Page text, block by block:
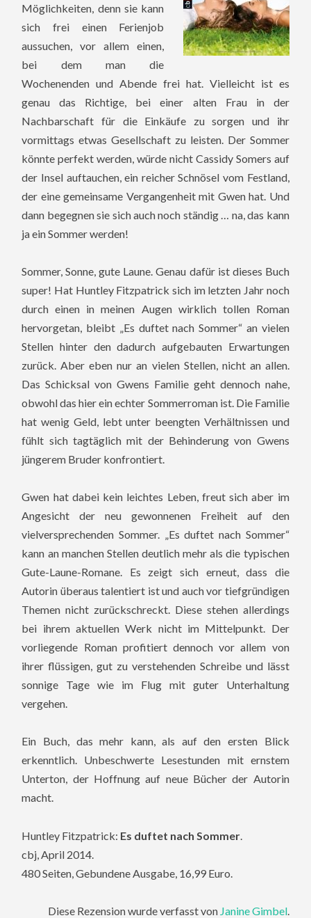
Möglichkeiten, denn sie kann
sich frei einen Ferienjob
aussuchen, vor allem einen,
bei dem man die
Wochenenden und Abende frei hat. Vielleicht ist es
genau das Richtige, bei einer alten Frau in der
Nachbarschaft für die Einkäufe zu sorgen und ihr
vormittags etwas Gesellschaft zu leisten. Der Sommer
könnte perfekt werden, würde nicht Cassidy Somers auf
der Insel auftauchen, ein reicher Schnösel vom Festland,
der eine gemeinsame Vergangenheit mit Gwen hat. Und
dann begegnen sie sich auch noch ständig … na, das kann
ja ein Sommer werden!
Sommer, Sonne, gute Laune. Genau dafür ist dieses Buch
super! Hat Huntley Fitzpatrick sich im letzten Jahr noch
durch einen in meinen Augen wirklich tollen Roman
hervorgetan, bleibt „Es duftet nach Sommer“ an vielen
Stellen hinter den dadurch aufgebauten Erwartungen
zurück. Aber eben nur an vielen Stellen, nicht an allen.
Das Schicksal von Gwens Familie geht dennoch nahe,
obwohl das hier ein echter Sommerroman ist. Die Familie
hat wenig Geld, lebt unter beengten Verhältnissen und
fühlt sich tagtäglich mit der Behinderung von Gwens
jüngerem Bruder konfrontiert.
Gwen hat dabei kein leichtes Leben, freut sich aber im
Angesicht der neu gewonnenen Freiheit auf den
vielversprechenden Sommer. „Es duftet nach Sommer“
kann an manchen Stellen deutlich mehr als die typischen
Gute-Laune-Romane. Es zeigt sich erneut, dass die
Autorin überaus talentiert ist und auch vor tiefgründigen
Themen nicht zurückschreckt. Diese stehen allerdings
bei ihrem aktuellen Werk nicht im Mittelpunkt. Der
vorliegende Roman profitiert dennoch vor allem von
ihrer flüssigen, gut zu verstehenden Schreibe und lässt
sonnige Tage wie im Flug mit guter Unterhaltung
vergehen.
Ein Buch, das mehr kann, als auf den ersten Blick
erkenntlich. Unbeschwerte Lesestunden mit ernstem
Unterton, der Hoffnung auf neue Bücher der Autorin
macht.
Huntley Fitzpatrick: Es duftet nach Sommer
cbj, April 2014.
480 Seiten, Gebundene Ausgabe, 16,99 Euro.
Diese Rezension wurde verfasst von Janine Gimbel.